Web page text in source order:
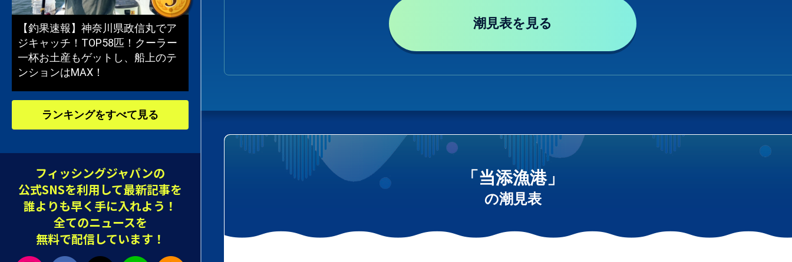
潮見表を見る
「当添漁港」
の潮見表
【釣果速報】神奈川県政信丸でア
ジキャッチ！TOP58匹！クーラー
一杯お土産もゲットし、船上のテ
ンションはMAX！
ランキングをすべて見る
フィッシングジャパンの
公式SNSを利用して最新記事を
誰よりも早く手に入れよう！
全てのニュースを
無料で配信しています！